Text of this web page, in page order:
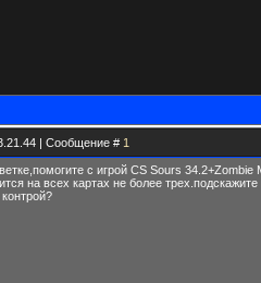
| Сообщение # 1
с игрой CS Sours 34.2+Zombie
на всех картах не более